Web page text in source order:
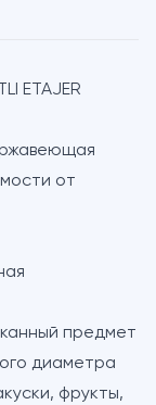
ETAJER
от
предмет
диаметра
фрукты,